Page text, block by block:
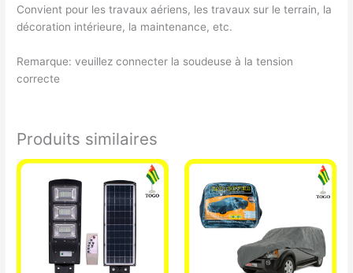
Convient pour les travaux aériens, les travaux sur le terrain, la
décoration intérieure, la maintenance, etc.
Remarque: veuillez connecter la soudeuse à la tension
correcte
Produits similaires